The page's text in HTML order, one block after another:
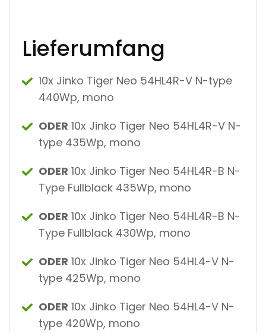
Lieferumfang
10x Jinko Tiger Neo 54HL4R-V N-type
440Wp, mono
ODER 10x Jinko Tiger Neo 54HL4R-V N-
type 435Wp, mono
ODER 10x Jinko Tiger Neo 54HL4R-B N-
Type Fullblack 435Wp, mono
ODER 10x Jinko Tiger Neo 54HL4R-B N-
Type Fullblack 430Wp, mono
ODER 10x Jinko Tiger Neo 54HL4-V N-
type 425Wp, mono
ODER 10x Jinko Tiger Neo 54HL4-V N-
type 420Wp, mono